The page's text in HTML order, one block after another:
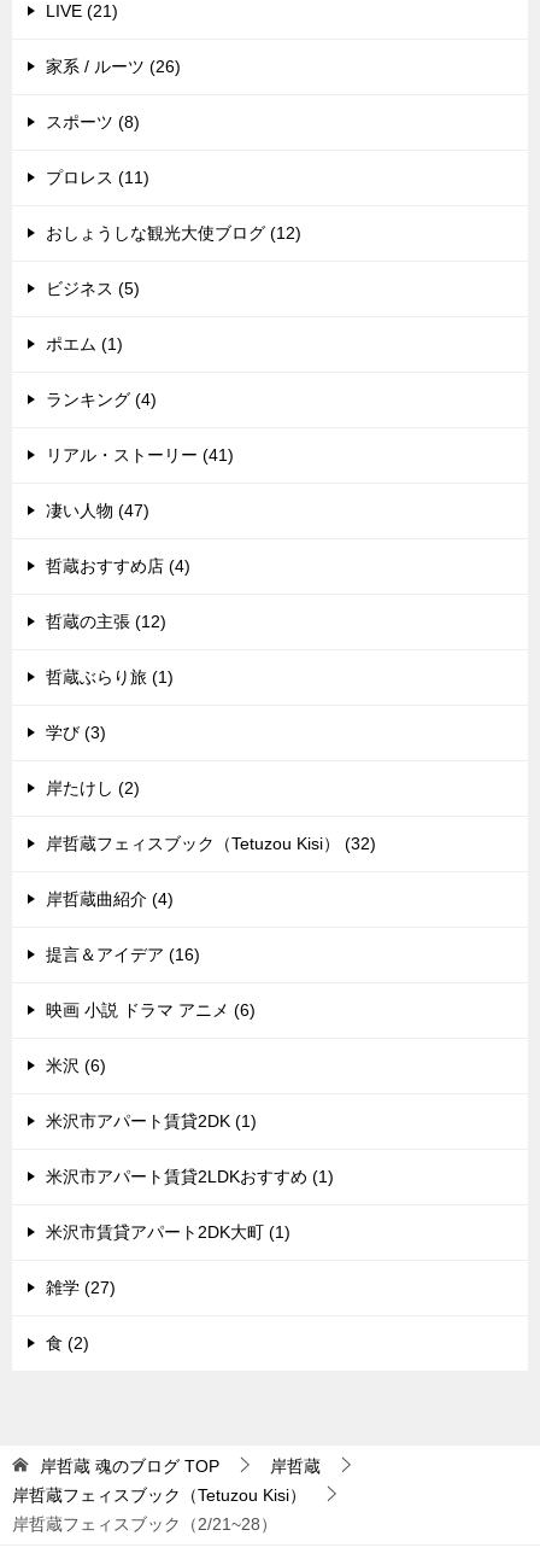
LIVE (21)
家系 / ルーツ (26)
スポーツ (8)
プロレス (11)
おしょうしな観光大使ブログ (12)
ビジネス (5)
ポエム (1)
ランキング (4)
リアル・ストーリー (41)
凄い人物 (47)
哲蔵おすすめ店 (4)
哲蔵の主張 (12)
哲蔵ぶらり旅 (1)
学び (3)
岸たけし (2)
岸哲蔵フェィスブック（Tetuzou Kisi） (32)
岸哲蔵曲紹介 (4)
提言＆アイデア (16)
映画 小説 ドラマ アニメ (6)
米沢 (6)
米沢市アパート賃貸2DK (1)
米沢市アパート賃貸2LDKおすすめ (1)
米沢市賃貸アパート2DK大町 (1)
雑学 (27)
食 (2)
岸哲蔵 魂のブログ TOP
岸哲蔵
岸哲蔵フェィスブック（Tetuzou Kisi）
岸哲蔵フェィスブック（2/21~28）